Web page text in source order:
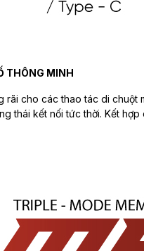
THÔNG MINH
cho các thao tác di chuột
thái kết nối tức thời. Kết hợp